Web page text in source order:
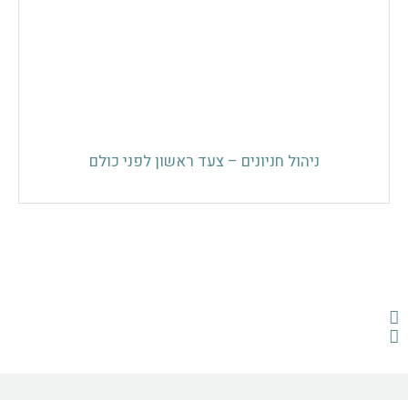
ניהול חניונים – צעד ראשון לפני כולם
זיהוי לוחיות רישוי באמצעות תוכנה לזיהוי מספר רכב
המדריך לבחירת מצלמת lpr